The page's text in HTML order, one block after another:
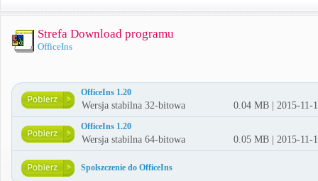
Strefa Download programu
OfficeIns
OfficeIns 1.20
Wersja stabilna 32-bitowa 0.04 MB | 2015-11-
OfficeIns 1.20
Wersja stabilna 64-bitowa 0.05 MB | 2015-11-
Spolszczenie do OfficeIns